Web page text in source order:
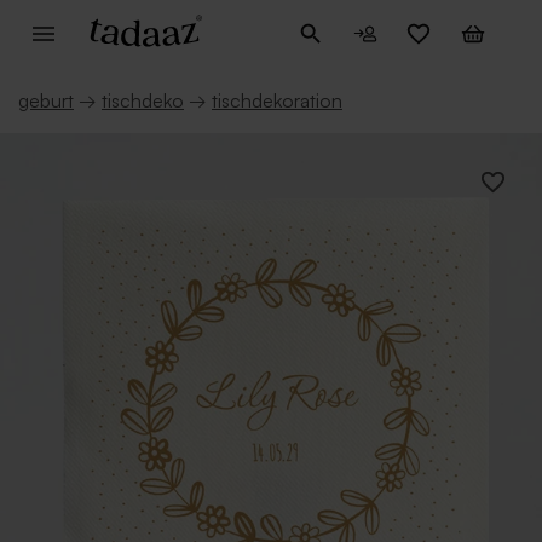
geburt → tischdeko → tischdekoration